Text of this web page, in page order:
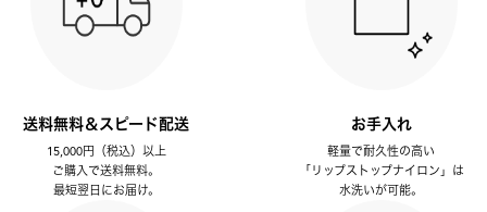
送料無料＆スピード配送
15,000円（税込）以上
ご購入で送料無料。
最短翌日にお届け。
お手入れ
軽量で耐久性の高い
「リップストップナイロン」は
水洗いが可能。